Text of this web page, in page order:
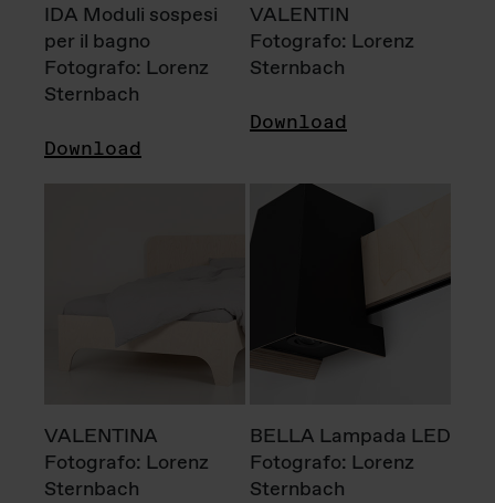
IDA Moduli sospesi
per il bagno
Fotografo: Lorenz
Sternbach
Download
VALENTIN
Fotografo: Lorenz
Sternbach
Download
VALENTINA
Fotografo: Lorenz
Sternbach
BELLA Lampada LED
Fotografo: Lorenz
Sternbach